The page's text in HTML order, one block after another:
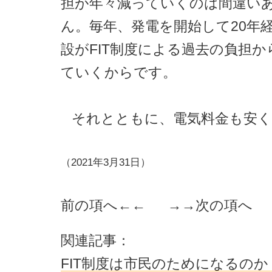
担が年々減っていくのは間違い
ん。毎年、発電を開始して20年
設がFIT制度による過去の負担か
ていくからです。
それとともに、電気料金も安
（2021年3月31日）
前の項へ ←← →→ 次の項へ
関連記事：
FIT制度は市民のためになるのか